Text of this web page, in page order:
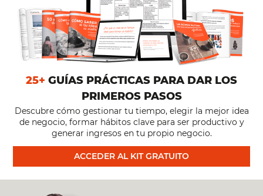
EL
AUTOCONOCIMIENTO
Y
LA
REGULACIÓN
[#568]
25+ GUÍAS PRÁCTICAS PARA DAR LOS
PRIMEROS PASOS
Descubre cómo gestionar tu tiempo, elegir la mejor idea
de negocio, formar hábitos clave para ser productivo y
generar ingresos en tu propio negocio.
ACCEDER AL KIT GRATUITO